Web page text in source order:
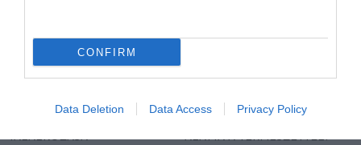
CONFIRM
Data Deletion Data Access Privacy Policy
KÖRNYÉKÉN: TERMÉSZET,
TALÁLKOZÁSA
FELETT: MI EZ A LÁTHATATLAN
ALATTA A TERMÉSZETTEL?